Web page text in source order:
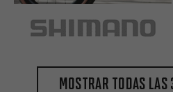
Mostrar todas las